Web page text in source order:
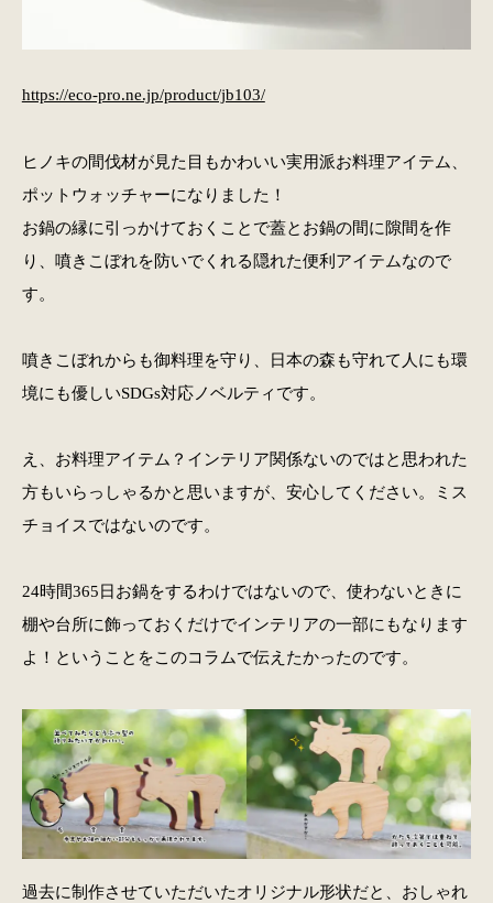
https://eco-pro.ne.jp/product/jb103/
ヒノキの間伐材が見た目もかわいい実用派お料理アイテム、
ポットウォッチャーになりました！
お鍋の縁に引っかけておくことで蓋とお鍋の間に隙間を作
り、噴きこぼれを防いでくれる隠れた便利アイテムなので
す。
噴きこぼれからも御料理を守り、日本の森も守れて人にも環
境にも優しいSDGs対応ノベルティです。
え、お料理アイテム？インテリア関係ないのではと思われた
方もいらっしゃるかと思いますが、安心してください。ミス
チョイスではないのです。
24時間365日お鍋をするわけではないので、使わないときに
棚や台所に飾っておくだけでインテリアの一部にもなります
よ！ということをこのコラムで伝えたかったのです。
過去に制作させていただいたオリジナル形状だと、おしゃれ